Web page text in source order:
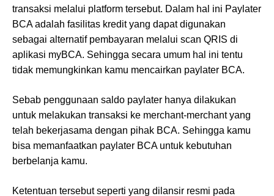
transaksi melalui platform tersebut. Dalam hal ini Paylater
BCA adalah fasilitas kredit yang dapat digunakan
sebagai alternatif pembayaran melalui scan QRIS di
aplikasi myBCA. Sehingga secara umum hal ini tentu
tidak memungkinkan kamu mencairkan paylater BCA.
Sebab penggunaan saldo paylater hanya dilakukan
untuk melakukan transaksi ke merchant-merchant yang
telah bekerjasama dengan pihak BCA. Sehingga kamu
bisa memanfaatkan paylater BCA untuk kebutuhan
berbelanja kamu.
Ketentuan tersebut seperti yang dilansir resmi pada